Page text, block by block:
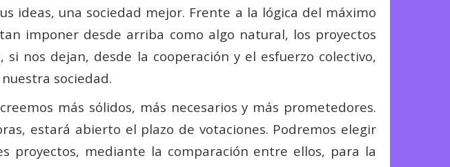
ideas, una sociedad mejor. Frente a la lógica del máximo
imponer desde arriba como algo natural, los proyectos
nos dejan, desde la cooperación y el esfuerzo colectivo,
sociedad.
más sólidos, más necesarios y más prometedores.
estará abierto el plazo de votaciones. Podremos elegir
proyectos, mediante la comparación entre ellos, para la